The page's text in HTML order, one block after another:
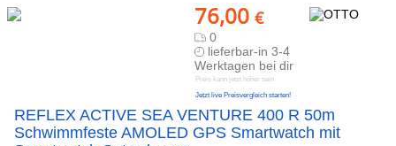
76,00 €
0
lieferbar-in 3-4
Werktagen bei dir
Preis kann jetzt höher sein
Jetzt live Preisvergleich starten!
REFLEX ACTIVE SEA VENTURE 400 R 50m
Schwimmfeste AMOLED GPS Smartwatch mit